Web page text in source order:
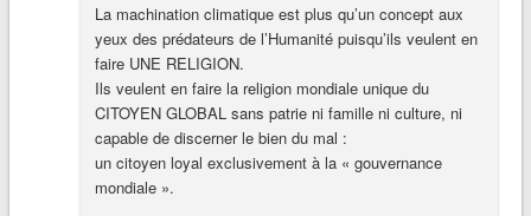
La machination climatique est plus qu’un concept aux
yeux des prédateurs de l’Humanité puisqu’ils veulent en
faire UNE RELIGION.
Ils veulent en faire la religion mondiale unique du
CITOYEN GLOBAL sans patrie ni famille ni culture, ni
capable de discerner le bien du mal :
un citoyen loyal exclusivement à la « gouvernance
mondiale ».